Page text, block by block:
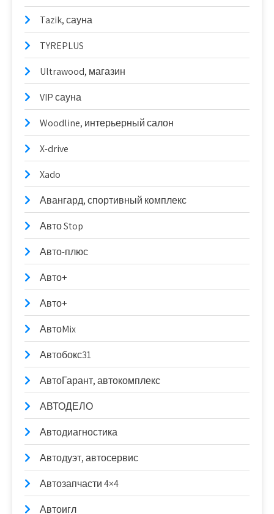
Tazik, сауна
TYREPLUS
Ultrawood, магазин
VIP сауна
Woodline, интерьерный салон
X-drive
Xado
Авангард, спортивный комплекс
Авто Stop
Авто-плюс
Авто+
Авто+
АвтоMix
Автобокс31
АвтоГарант, автокомплекс
АВТОДЕЛО
Автодиагностика
Автодуэт, автосервис
Автозапчасти 4×4
Автоигл